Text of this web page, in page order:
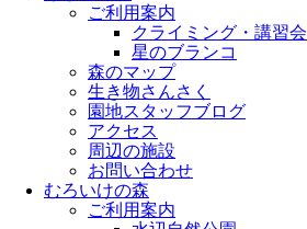
ご利用案内
クライミング・講習会
星のブランコ
森のマップ
生き物さんさく
園地スタッフブログ
アクセス
周辺の施設
お問い合わせ
むろいけの森
ご利用案内